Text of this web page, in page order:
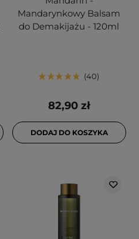
Mandarynkowy Balsam
do Demakijażu - 120ml
40
82,90 zł
DODAJ DO KOSZYKA